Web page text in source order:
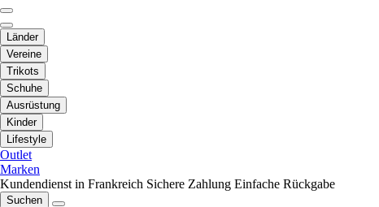
Länder
Vereine
Trikots
Schuhe
Ausrüstung
Kinder
Lifestyle
Outlet
Marken
Kundendienst in Frankreich Sichere Zahlung Einfache Rückgabe
Suchen